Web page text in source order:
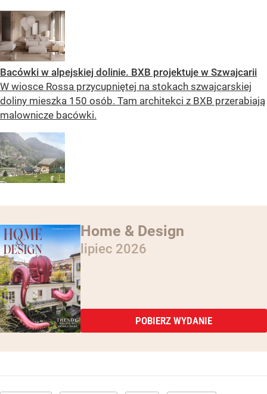
Bacówki w alpejskiej dolinie. BXB projektuje w Szwajcarii
W wiosce Rossa przycupniętej na stokach szwajcarskiej
doliny mieszka 150 osób. Tam architekci z BXB przerabiają
malownicze bacówki.
Home & Design
lipiec 2026
POBIERZ WYDANIE